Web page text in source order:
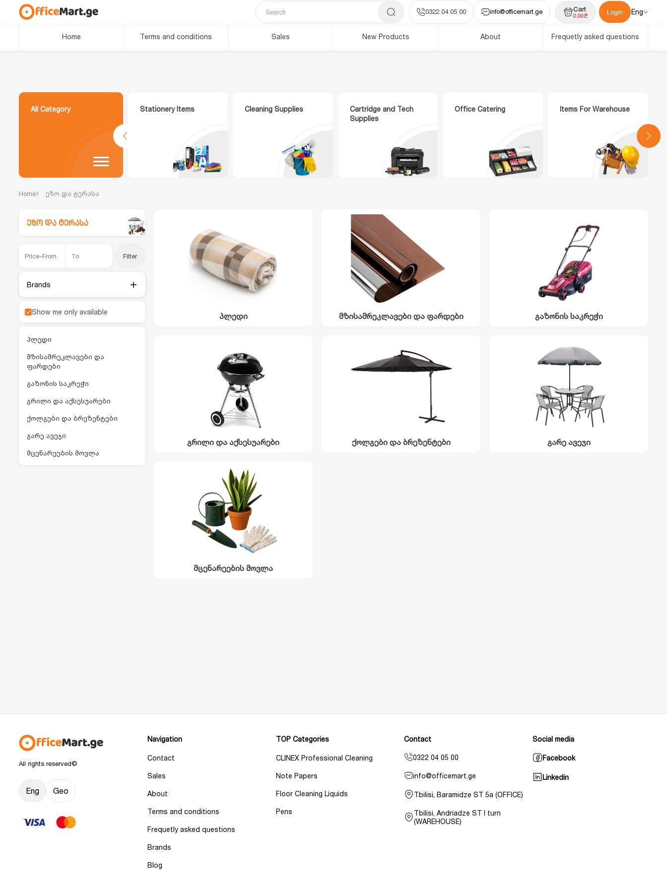
0322 04 05 00 info@officemart.ge Cart
0.00₾ Login Eng
Home Terms and conditions Sales New Products About Frequetly asked questions
All Category Stationery Items Cleaning Supplies
Cartridge and Tech
Supplies
Office Catering Items For Warehouse
Home ეზო და ტერასა
ეზო და ტერასა
Filter
Brands
Show me only available
პლედი
მზისამრეკლავები და
ფარდები
გაზონის საკრეჭი
გრილი და აქსესუარები
ქოლგები და ბრეზენტები
გარე ავეჯი
მცენარეების მოვლა
პლედი მზისამრეკლავები და ფარდები გაზონის საკრეჭი
გრილი და აქსესუარები ქოლგები და ბრეზენტები გარე ავეჯი
მცენარეების მოვლა
All rights reserved©
Eng Geo
Navigation
Contact
Sales
About
Terms and conditions
Frequetly asked questions
Brands
Blog
TOP Categories
CLINEX Professional Cleaning
Note Papers
Floor Cleaning Liquids
Pens
Contact
0322 04 05 00
info@officemart.ge
Tbilisi, Baramidze ST 5a (OFFICE)
Tbilisi, Andriadze ST I turn
(WAREHOUSE)
Social media
Facebook
Linkedin